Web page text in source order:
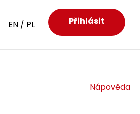
EN / PL Přihlásit
Nápověda